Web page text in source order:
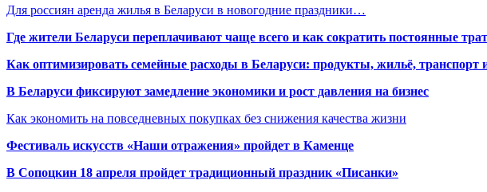
Для россиян аренда жилья в Беларуси в новогодние праздники…
Где жители Беларуси переплачивают чаще всего и как сократить постоянные
Как оптимизировать семейные расходы в Беларуси: продукты, жильё, транспорт
В Беларуси фиксируют замедление экономики и рост давления на бизнес
Как экономить на повседневных покупках без снижения качества жизни
Фестиваль искусств «Наши отражения» пройдет в Каменце
В Сопоцкин 18 апреля пройдет традиционный праздник «Писанки»